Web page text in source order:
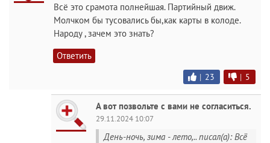
Всё это срамота полнейшая. Партийный движ.
Молчком бы тусовались бы,как карты в колоде.
Народу , зачем это знать?
Ответить
| 23 | 5
А вот позвольте с вами не согласиться.
29.11.2024 10:07
День-ночь, зима - лето,.. писал(а): Всё